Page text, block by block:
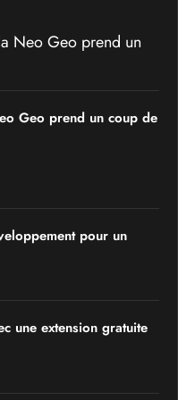
2026
Geo prend un coup de
pour un
une extension gratuite